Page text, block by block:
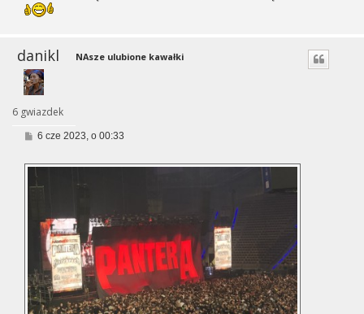
danikl
6 gwiazdek
NAsze ulubione kawałki
P
t
6 cze 2023, o 00:33